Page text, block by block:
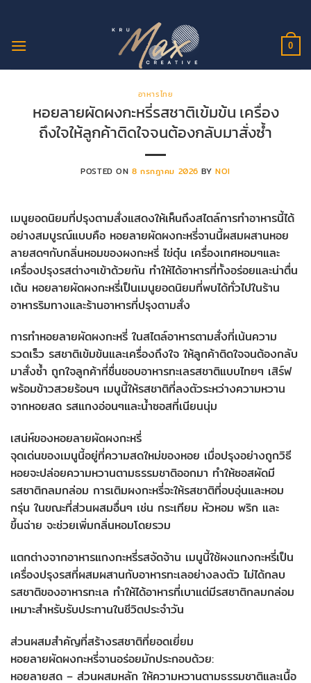
ยัง
0
อาหารไทย
หอยลายผัดผงกะหรี่รสชาติเข้มข้น เครื่อง
ถึงใจให้ลูกค้าติดใจจนต้องกลับมาสั่งซ้ำ
POSTED ON 8 กรกฎาคม 2026 BY NOI
เมนูยอดนิยมที่ปรุงตามสั่งแสดงให้เห็นถึงสไตล์การทำอาหารนี้ได้
อย่างสมบูรณ์แบบคือ หอยลายผัดผงกะหรี่จานนี้ผสมผสานหอย
ลายสดๆกับกลิ่นหอมของผงกะหรี่ ไข่ตุ๋น เครื่องเทศหอมๆและ
เครื่องปรุงรสต่างๆเข้าด้วยกัน ทำให้ได้อาหารที่ทั้งอร่อยและน่าตื่น
เต้น หอยลายผัดผงกะหรี่เป็นเมนูยอดนิยมที่พบได้ทั่วไปในร้าน
อาหารริมทางและร้านอาหารที่ปรุงตามสั่ง
การทำหอยลายผัดผงกะหรี่ ในสไตล์อาหารตามสั่งที่เน้นความ
รวดเร็ว รสชาติเข้มข้นและเครื่องถึงใจ ให้ลูกค้าติดใจจนต้องกลับ
มาสั่งซ้ำ ถูกใจลูกค้าที่ชื่นชอบอาหารทะเลรสชาติแบบไทยๆ เสิร์ฟ
พร้อมข้าวสวยร้อนๆ เมนูนี้ให้รสชาติที่ลงตัวระหว่างความหวาน
จากหอยสด รสแกงอ่อนๆและน้ำซอสที่เนียนนุ่ม
เสน่ห์ของหอยลายผัดผงกะหรี่
จุดเด่นของเมนูนี้อยู่ที่ความสดใหม่ของหอย เมื่อปรุงอย่างถูกวิธี
หอยจะปล่อยความหวานตามธรรมชาติออกมา ทำให้ซอสผัดมี
รสชาติกลมกล่อม การเติมผงกะหรี่จะให้รสชาติที่อบอุ่นและหอม
กรุ่น ในขณะที่ส่วนผสมอื่นๆ เช่น กระเทียม หัวหอม พริก และ
ขึ้นฉ่าย จะช่วยเพิ่มกลิ่นหอมโดยรวม
แตกต่างจากอาหารแกงกะหรี่รสจัดจ้าน เมนูนี้ใช้ผงแกงกะหรี่เป็น
เครื่องปรุงรสที่ผสมผสานกับอาหารทะเลอย่างลงตัว ไม่ได้กลบ
รสชาติของอาหารทะเล ทำให้ได้อาหารที่เบาแต่มีรสชาติกลมกล่อม
เหมาะสำหรับรับประทานในชีวิตประจำวัน
ส่วนผสมสำคัญที่สร้างรสชาติที่ยอดเยี่ยม
หอยลายผัดผงกะหรี่จานอร่อยมักประกอบด้วย:
หอยลายสด – ส่วนผสมหลัก ให้ความหวานตามธรรมชาติและเนื้อ